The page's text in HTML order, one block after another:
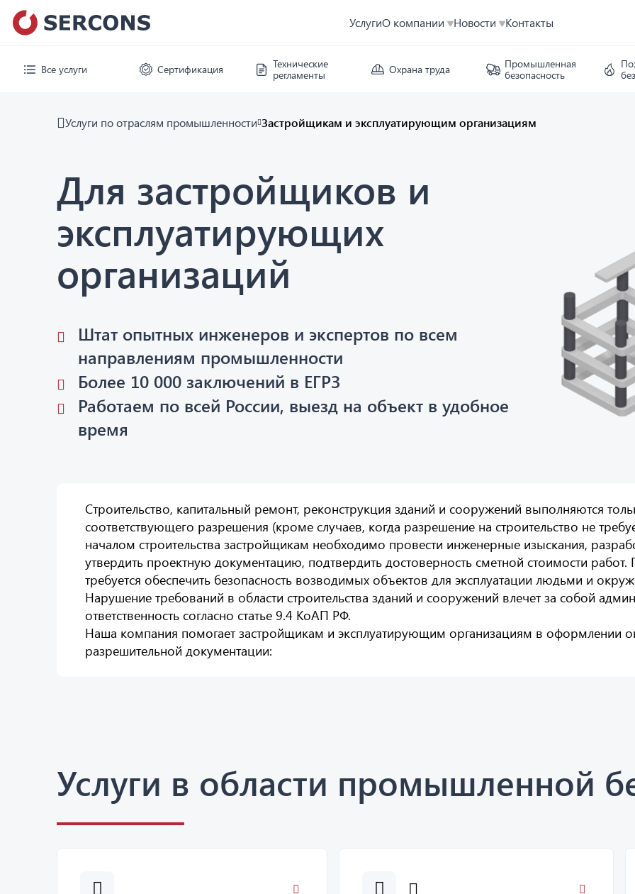
УслугиО компании Новости Контакты
Все услуги Сертификация
Технические
регламенты
Охрана труда
Промышленная
безопасность
Услуги по отраслям промышленности Застройщикам и эксплуатирующим организациям
Для застройщиков и
эксплуатирующих
организаций
Штат опытных инженеров и экспертов по всем
направлениям промышленности
Более 10 000 заключений в ЕГРЗ
Работаем по всей России, выезд на объект в удобное
время
Строительство, капитальный ремонт, реконструкция зданий и сооружений выполняются
соответствующего разрешения (кроме случаев, когда разрешение на строительство не
началом строительства застройщикам необходимо провести инженерные изыскания,
утвердить проектную документацию, подтвердить достоверность сметной стоимости
требуется обеспечить безопасность возводимых объектов для эксплуатации людьми и
Нарушение требований в области строительства зданий и сооружений влечет за собой
ответственность согласно статье 9.4 КоАП РФ.
Наша компания помогает застройщикам и эксплуатирующим организациям в оформлении
разрешительной документации:
Услуги в области промышленной